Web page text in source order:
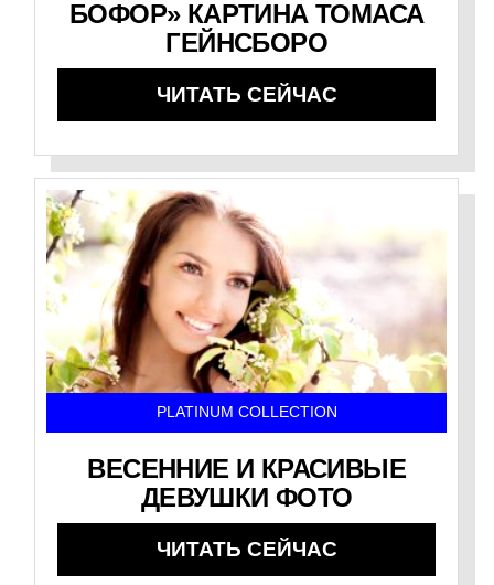
БОФОР» КАРТИНА ТОМАСА
ГЕЙНСБОРО
ЧИТАТЬ СЕЙЧАС
PLATINUM COLLECTION
ВЕСЕННИЕ И КРАСИВЫЕ
ДЕВУШКИ ФОТО
ЧИТАТЬ СЕЙЧАС